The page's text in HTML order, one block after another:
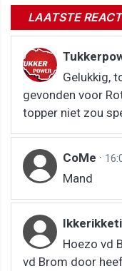
LAATSTE
Gelukkig,
gevonden voor
topper niet zou
CoMe ·
Mand
Hoezo vd
vd Brom door